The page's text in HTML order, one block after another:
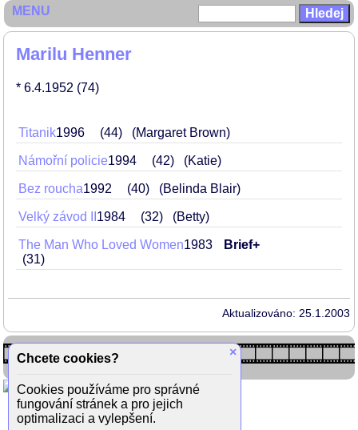
Marilu Henner
* 6.4.1952 (74)
Titanik1996 44 (Margaret Brown)
Námořní policie1994 42 (Katie)
Bez roucha1992 40 (Belinda Blair)
Velký závod II 1984 32 (Betty)
The Man Who Loved Women1983
Brief+
31
Aktualizováno: 25.1.2003
MENU
×
Chcete cookies?
Cookies používáme pro správné
fungování stránek a pro jejich
optimalizaci a vylepšení.